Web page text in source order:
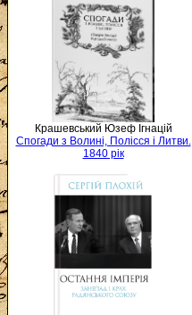
Крашевський Юзеф Ігнацій
Спогади з Волині, Полісся і Литви.
1840 рік